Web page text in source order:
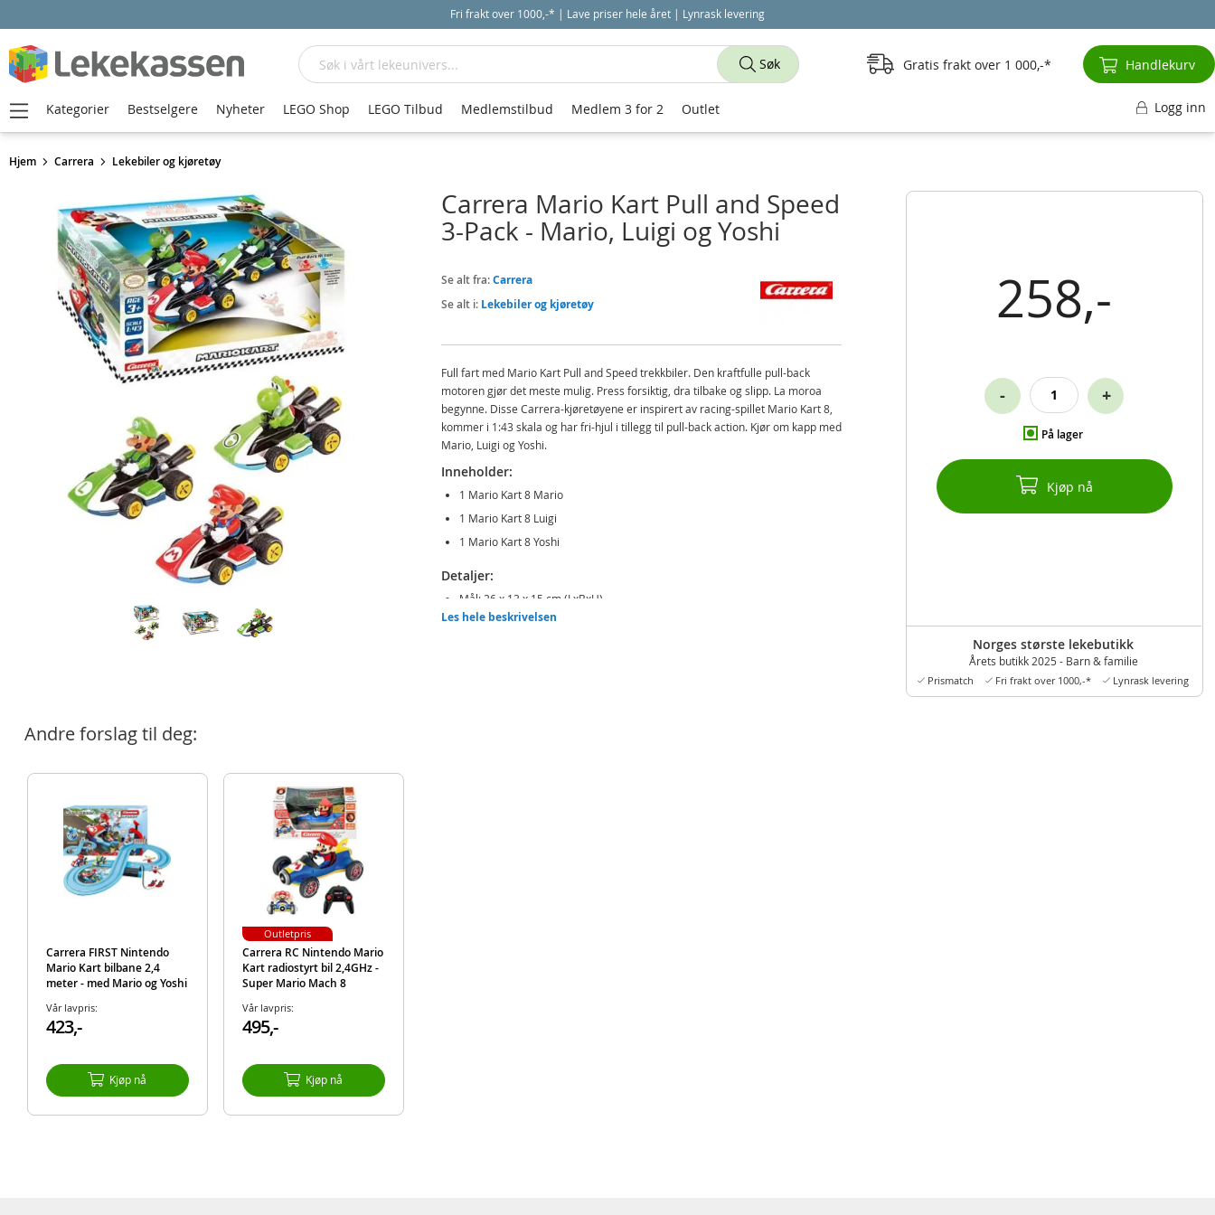
Fri frakt over 1000,-* | Lave priser hele året | Lynrask levering
Hjem Carrera Lekebiler og kjøretøy
258,-
På lager
- +
Kjøp nå
Norges største lekebutikk
Årets butikk 2025 - Barn & familie
Prismatch Fri frakt over 1000,-* Lynrask levering
Carrera Mario Kart Pull and Speed
3-Pack - Mario, Luigi og Yoshi
Se alt fra:Carrera
Se alt i: Lekebiler og kjøretøy
Full fart med Mario Kart Pull and Speed trekkbiler. Den kraftfulle pull-back
motoren gjør det meste mulig. Press forsiktig, dra tilbake og slipp. La moroa
begynne. Disse Carrera-kjøretøyene er inspirert av racing-spillet Mario Kart 8,
kommer i 1:43 skala og har fri-hjul i tillegg til pull-back action. Kjør om kapp med
Mario, Luigi og Yoshi.
Inneholder:
1 Mario Kart 8 Mario
1 Mario Kart 8 Luigi
1 Mario Kart 8 Yoshi
Detaljer:
Mål: 26 x 13 x 15 cm (LxBxH)
Alder: fra 3 år
Les hele beskrivelsen
Andre forslag til deg:
Carrera FIRST Nintendo
Mario Kart bilbane 2,4
meter - med Mario og Yoshi
Vår lavpris:
423,-
Kjøp nå
Carrera RC Nintendo Mario
Kart radiostyrt bil 2,4GHz -
Super Mario Mach 8
Vår lavpris:
495,-
Kjøp nå
Outletpris
Søk
Søk Gratis frakt over 1 000,- Handlekurv
Kategorier Bestselgere Nyheter LEGO Shop LEGO Tilbud Medlemstilbud Medlem 3 for 2 Outlet Logg inn